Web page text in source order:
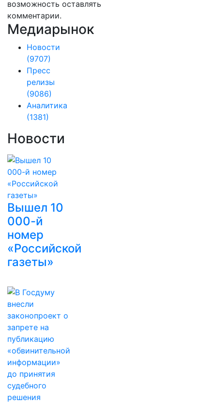
возможность оставлять
комментарии.
Медиарынок
Новости
(9707)
Пресс
релизы
(9086)
Аналитика
(1381)
Новости
Вышел 10
000-й
номер
«Российской
газеты»